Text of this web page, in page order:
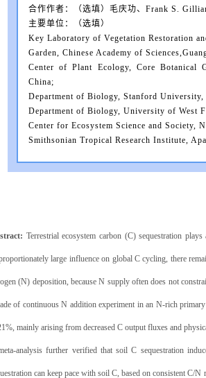
合作作者：（选填）毛庆功、Frank S.
主要单位：（选填）
Key Laboratory of Vegetation Restoration
Garden, Chinese Academy of
Center of Plant Ecology, Core Botanical
China;
Department of Biology, Stanford
Department of Biology, University of West
Center for Ecosystem Science and
Smithsonian Tropical Research Institute,
Terrestrial ecosystem carbon (C) sequestration
large influence on global C cycling, there
(N) deposition, because N supply often does not
of continuous N addition experiment in an N-rich
mainly arising from decreased C output fluxes and
analysis further verified that soil C sequestration
can keep pace with soil C, based on consistent C/